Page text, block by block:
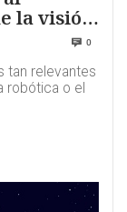
la visión
0
tan relevantes
robótica o el